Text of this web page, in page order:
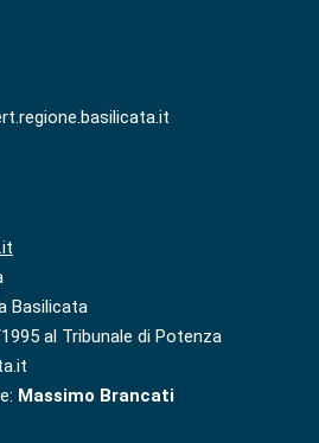
Basilicata
al Tribunale di Potenza
Massimo Brancati